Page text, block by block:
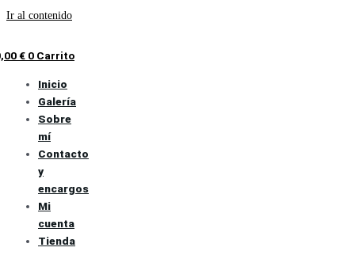
Ir al contenido
€ 0 Carrito
Inicio
Galería
Sobre
mí
Contacto
y
encargos
Mi
cuenta
Tienda